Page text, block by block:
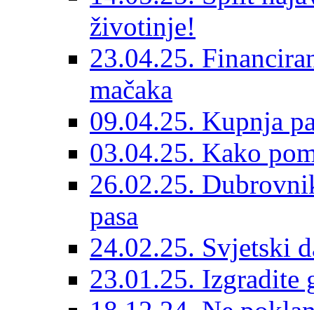
životinje!
23.04.25.
mačaka
09.04.25. Kupnja
03.04.25. Kako
26.02.25.
pasa
24.02.25. Svjetski
23.01.25. Izgradite